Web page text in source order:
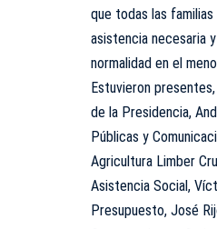
que todas las
asistencia necesaria
normalidad en el
Estuvieron
de la Presidencia,
Públicas y
Agricultura Limber
Asistencia Social,
Presupuesto, José